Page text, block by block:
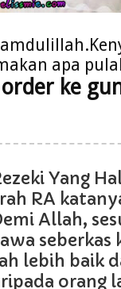
apa
ke
Yang
RA
Allah,
seberkas
lebih baik
orang